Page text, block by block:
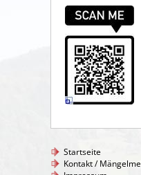
Startseite
Kontakt /